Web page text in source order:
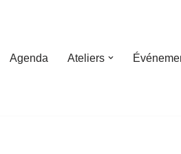
Agenda Ateliers